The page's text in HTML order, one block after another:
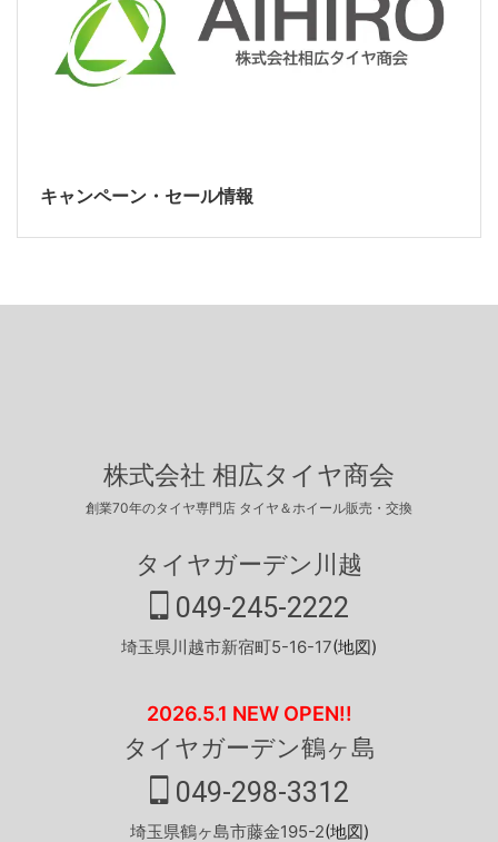
キャンペーン・セール情報
株式会社 相広タイヤ商会
創業70年のタイヤ専門店 タイヤ＆ホイール販売・交換
タイヤガーデン川越
049-245-2222
埼玉県川越市新宿町5-16-17(地図)
2026.5.1 NEW OPEN!!
タイヤガーデン鶴ヶ島
049-298-3312
埼玉県鶴ヶ島市藤金195-2(地図)